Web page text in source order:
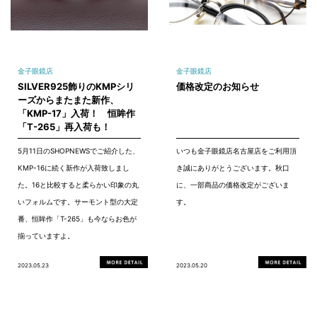
金子眼鏡店
SILVER925飾りのKMPシリ
ーズからまたまた新作、
「KMP-17」入荷！ 恒眸作
「T-265」再入荷も！
5月11日のSHOPNEWSでご紹介した、
KMP-16に続く新作が入荷致しまし
た。16と比較すると柔らかい印象の丸
いフォルムです。サーモント型の大定
番、恒眸作「T-265」も今ならお色が
揃っていますよ。
2023.05.23
金子眼鏡店
価格改定のお知らせ
いつも金子眼鏡店名古屋店をご利用頂
き誠にありがとうございます。秋口
に、一部商品の価格改定がございま
す。
2023.05.20